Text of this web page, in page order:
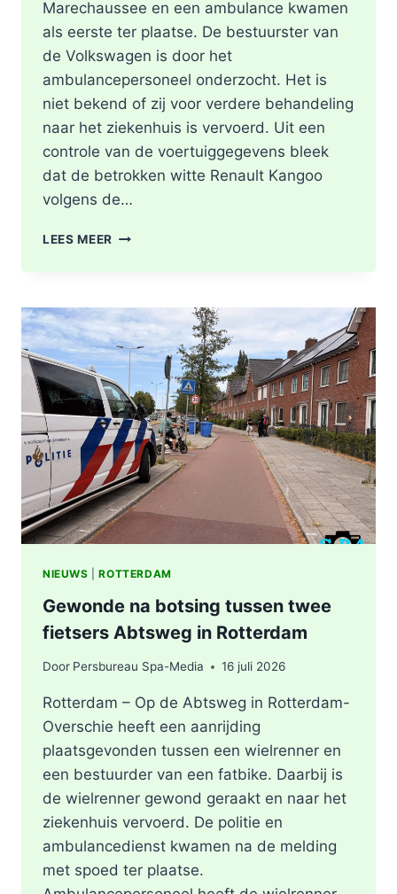
Marechaussee en een ambulance kwamen
als eerste ter plaatse. De bestuurster van
de Volkswagen is door het
ambulancepersoneel onderzocht. Het is
niet bekend of zij voor verdere behandeling
naar het ziekenhuis is vervoerd. Uit een
controle van de voertuiggegevens bleek
dat de betrokken witte Renault Kangoo
volgens de…
LEES MEER GEWONDE
AANRIJDING
PITTSBURGHSTRAAT
IN
ROTTERDAM
NIEUWS |ROTTERDAM
Gewonde na botsing tussen twee
fietsers Abtsweg in Rotterdam
Door Persbureau Spa-Media 16 juli 2026
Rotterdam – Op de Abtsweg in Rotterdam-
Overschie heeft een aanrijding
plaatsgevonden tussen een wielrenner en
een bestuurder van een fatbike. Daarbij is
de wielrenner gewond geraakt en naar het
ziekenhuis vervoerd. De politie en
ambulancedienst kwamen na de melding
met spoed ter plaatse.